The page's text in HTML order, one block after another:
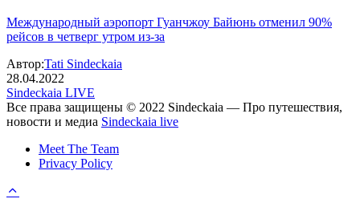
Международный аэропорт Гуанчжоу Байюнь отменил 90%
рейсов в четверг утром из-за
Автор:Tati Sindeckaia
28.04.2022
Sindeckaia LIVE
Все права защищены © 2022 Sindeckaia — Про путешествия,
новости и медиа Sindeckaia live
Meet The Team
Privacy Policy